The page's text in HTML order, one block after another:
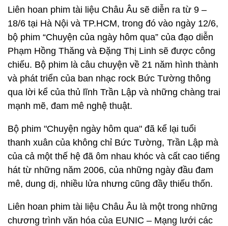
Liên hoan phim tài liệu Châu Âu sẽ diễn ra từ 9 –
18/6 tại Hà Nội và TP.HCM, trong đó vào ngày 12/6,
bộ phim “Chuyện của ngày hôm qua” của đạo diễn
Phạm Hồng Thăng và Đặng Thị Linh sẽ được công
chiếu. Bộ phim là câu chuyện về 21 năm hình thành
và phát triển của ban nhạc rock Bức Tường thông
qua lời kể của thủ lĩnh Trần Lập và những chàng trai
mạnh mẽ, đam mê nghệ thuật.
Bộ phim "Chuyện ngày hôm qua" đã kể lại tuổi
thanh xuân của không chỉ Bức Tường, Trần Lập mà
của cả một thế hệ đã ôm nhau khóc và cất cao tiếng
hát từ những năm 2006, của những ngày đầu đam
mê, dung dị, nhiều lửa nhưng cũng đầy thiếu thốn.
Liên hoan phim tài liệu Châu Âu là một trong những
chương trình văn hóa của EUNIC – Mạng lưới các